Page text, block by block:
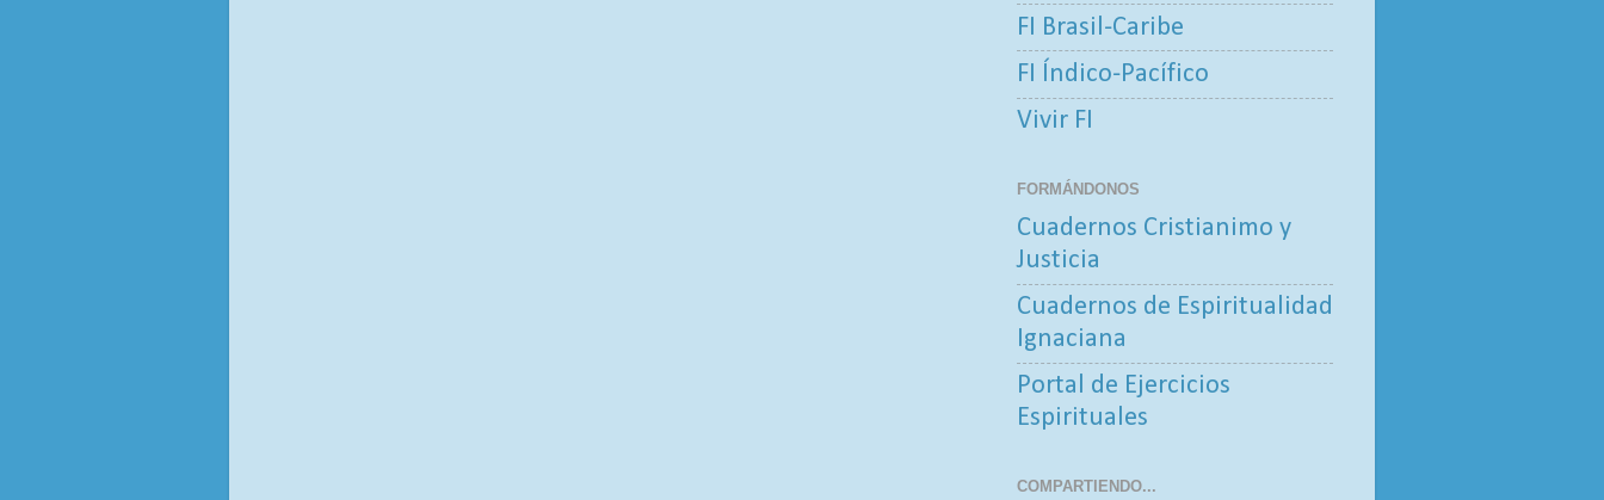
FI Brasil-Caribe
FI Índico-Pacífico
Vivir FI
FORMÁNDONOS
Cuadernos Cristianimo y
Justicia
Cuadernos de Espiritualidad
Ignaciana
Portal de Ejercicios
Espirituales
COMPARTIENDO...